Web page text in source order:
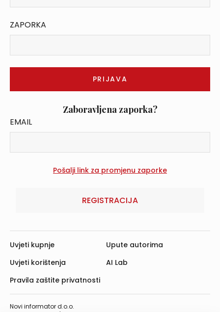
ZAPORKA
Zaboravljena zaporka?
EMAIL
REGISTRACIJA
Novi informator d.o.o.
Uvjeti kupnje
Uvjeti korištenja
Pravila zaštite privatnosti
Upute autorima
AI Lab